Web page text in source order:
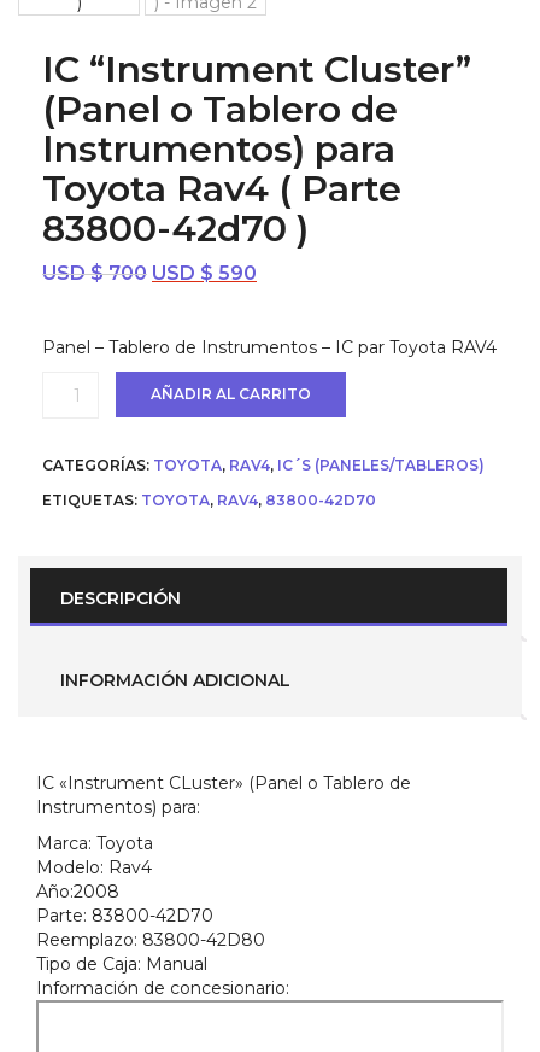
IC “Instrument Cluster”
(Panel o Tablero de
Instrumentos) para
Toyota Rav4 ( Parte
83800-42d70 )
USD $700 El
era:
USD
$ 700.
USD $ 590
es:
USD
$ 590.
Panel – Tablero de Instrumentos – IC par Toyota RAV4
“Instrument
(Panel
o
Tablero
Rav4
(
42d70
AÑADIR AL CARRITO
CATEGORÍAS: TOYOTA, RAV4, IC´S (PANELES/TABLEROS)
ETIQUETAS: TOYOTA, RAV4, 83800-42D70
DESCRIPCIÓN
INFORMACIÓN ADICIONAL
IC «Instrument CLuster» (Panel o Tablero de
Instrumentos) para:
Marca: Toyota
Modelo: Rav4
Año:2008
Parte: 83800-42D70
Reemplazo: 83800-42D80
Tipo de Caja: Manual
Información de concesionario: